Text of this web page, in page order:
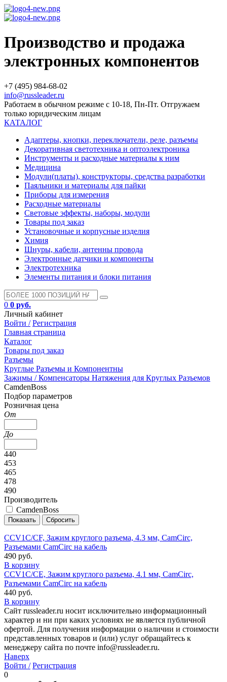
Производство и продажа
электронных компонентов
+7 (495) 984-68-02
info@russleader.ru
Работаем в обычном режиме с 10-18, Пн-Пт. Отгружаем
только юридическим лицам
КАТАЛОГ
Адаптеры, кнопки, переключатели, реле, разъемы
Декоративная светотехника и оптоэлектроника
Инструменты и расходные материалы к ним
Медицина
Модули(платы), конструкторы, средства разработки
Паяльники и материалы для пайки
Приборы для измерения
Расходные материалы
Световые эффекты, наборы, модули
Товары под заказ
Установочные и корпусные изделия
Химия
Шнуры, кабели, антенны провода
Электронные датчики и компоненты
Электротехника
Элементы питания и блоки питания
0 0 руб.
Личный кабинет
Войти / Регистрация
Главная страница
Каталог
Товары под заказ
Разъемы
Круглые Разъемы и Компонентны
Зажимы / Компенсаторы Натяжения для Круглых Разъемов
CamdenBoss
Подбор параметров
Розничная цена
От
До
440
453
465
478
490
Производитель
CamdenBoss
CCV1C/CF, Зажим круглого разъема, 4.3 мм, CamCirc,
Разъемами CamCirc на кабель
490 руб.
В корзину
CCV1C/CE, Зажим круглого разъема, 4.1 мм, CamCirc,
Разъемами CamCirc на кабель
440 руб.
В корзину
Сайт russleader.ru носит исключительно информационный
характер и ни при каких условиях не является публичной
офертой. Для получения информации о наличии и стоимости
представленных товаров и (или) услуг обращайтесь к
менеджеру сайта по почте info@russleader.ru.
Наверх
Войти / Регистрация
0